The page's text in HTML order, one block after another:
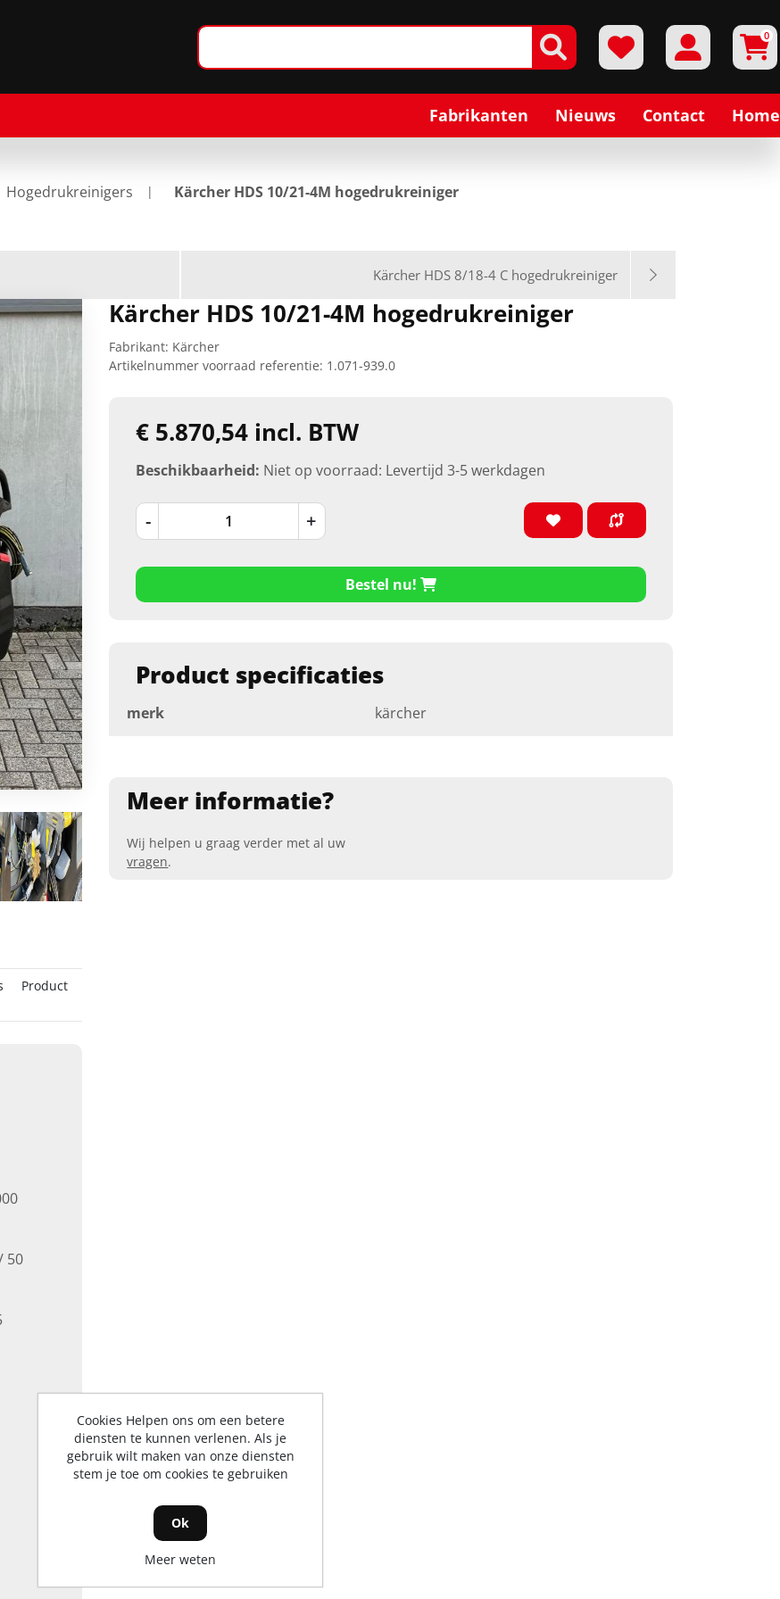
0
Fabrikanten Nieuws Contact Home
Hogedrukreinigers Kärcher HDS 10/21-4M hogedrukreiniger
Kärcher HDS 8/18-4 C hogedrukreiniger
50
Product
Kärcher HDS 10/21-4M hogedrukreiniger
Fabrikant: Kärcher
Artikelnummer voorraad referentie: 1.071-939.0
€ 5.870,54 incl. BTW
Beschikbaarheid: Niet op voorraad: Levertijd 3-5 werkdagen
- +
Bestel nu!
Product specificaties
merk kärcher
Meer informatie?
Wij helpen u graag verder met al uw
vragen.
Cookies Helpen ons om een betere
diensten te kunnen verlenen. Als je
gebruik wilt maken van onze diensten
stem je toe om cookies te gebruiken
Ok
Meer weten